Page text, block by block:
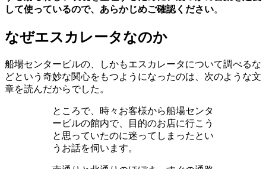
して使っているので、あらかじめご確認ください。
なぜエスカレータなのか
船場センタービルの、しかもエスカレータについて調べるな
どという奇妙な関心をもつようになったのは、次のような文
章を読んだからでした。
ところで、時々お客様から船場センタ
ービルの館内で、目的のお店に行こう
と思っていたのに迷ってしまったとい
うお話を伺います。